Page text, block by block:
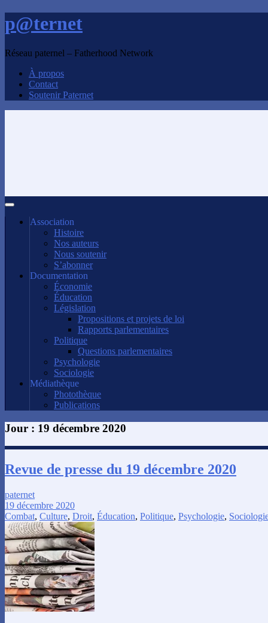
p@ternet
Réseau paternel – Fatherhood Network
À propos
Contact
Soutenir Paternet
Association
Histoire
Nos auteurs
Nous soutenir
S’abonner
Documentation
Économie
Éducation
Législation
Propositions et projets de loi
Rapports parlementaires
Politique
Questions parlementaires
Psychologie
Sociologie
Médiathèque
Photothèque
Publications
Jour : 19 décembre 2020
Revue de presse du 19 décembre 2020
paternet
19 décembre 2020
Combat, Culture, Droit, Éducation, Politique, Psychologie,